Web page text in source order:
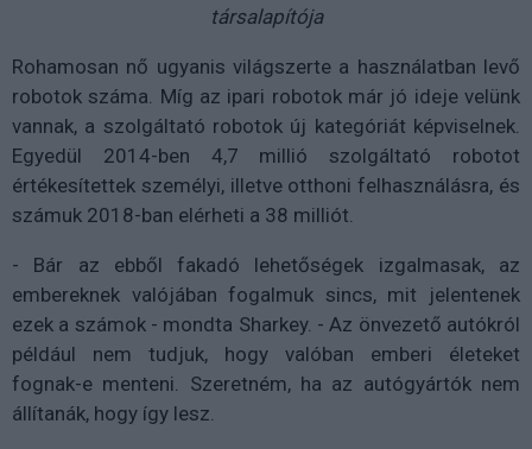
társalapítója
Rohamosan nő ugyanis világszerte a használatban levő
robotok száma. Míg az ipari robotok már jó ideje velünk
vannak, a szolgáltató robotok új kategóriát képviselnek.
Egyedül 2014-ben 4,7 millió szolgáltató robotot
értékesítettek személyi, illetve otthoni felhasználásra, és
számuk 2018-ban elérheti a 38 milliót.
- Bár az ebből fakadó lehetőségek izgalmasak, az
embereknek valójában fogalmuk sincs, mit jelentenek
ezek a számok - mondta Sharkey. - Az önvezető autókról
például nem tudjuk, hogy valóban emberi életeket
fognak-e menteni. Szeretném, ha az autógyártók nem
állítanák, hogy így lesz.